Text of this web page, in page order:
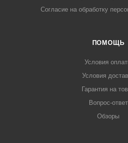
Согласие на обработку
ПОМОЩЬ
Условия
Условия
Гарантия на
Вопрос-ответ
Обзоры